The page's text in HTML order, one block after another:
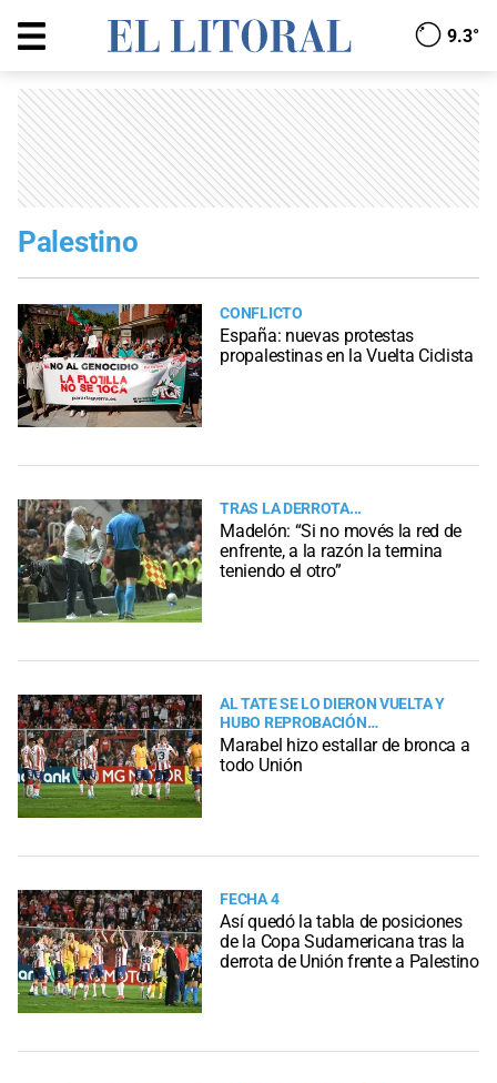
9.3°
Palestino
CONFLICTO
España: nuevas protestas
propalestinas en la Vuelta Ciclista
TRAS LA DERROTA...
Madelón: “Si no movés la red de
enfrente, a la razón la termina
teniendo el otro”
AL TATE SE LO DIERON VUELTA Y
HUBO REPROBACIÓN…
Marabel hizo estallar de bronca a
todo Unión
FECHA 4
Así quedó la tabla de posiciones
de la Copa Sudamericana tras la
derrota de Unión frente a Palestino